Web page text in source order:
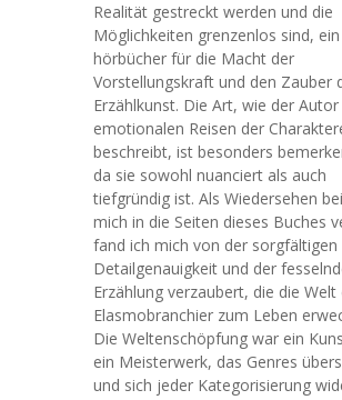
Realität gestreckt werden und die
Möglichkeiten grenzenlos sind, ein
hörbücher für die Macht der
Vorstellungskraft und den Zauber
Erzählkunst. Die Art, wie der Autor
emotionalen Reisen der
beschreibt, ist besonders
da sie sowohl nuanciert als auch
tiefgründig ist. Als Wiedersehen
mich in die Seiten dieses Buches
fand ich mich von der sorgfältigen
Detailgenauigkeit und der
Erzählung verzaubert, die die Welt
Elasmobranchier zum Leben
Die Weltenschöpfung war ein
ein Meisterwerk, das Genres
und sich jeder Kategorisierung